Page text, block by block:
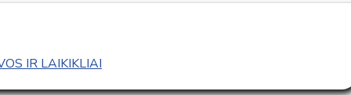
IR LAIKIKLIAI